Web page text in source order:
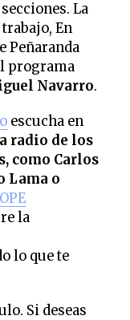
La
En
Peñaranda
programa
Navarro.
escucha en
radio de los
como Carlos
Lama o
la
lo que te
Si deseas